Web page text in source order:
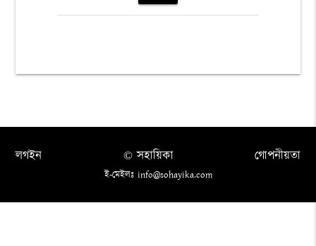
লগইন গোপনীয়তা
© সহায়িকা
ই-মেইলঃ info@sohayika.com